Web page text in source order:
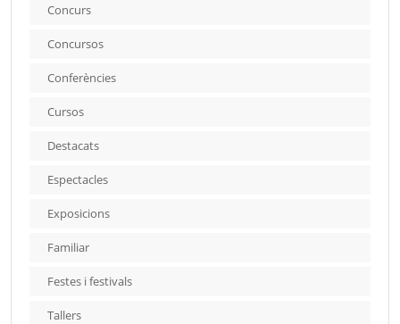
Concurs
Concursos
Conferències
Cursos
Destacats
Espectacles
Exposicions
Familiar
Festes i festivals
Tallers